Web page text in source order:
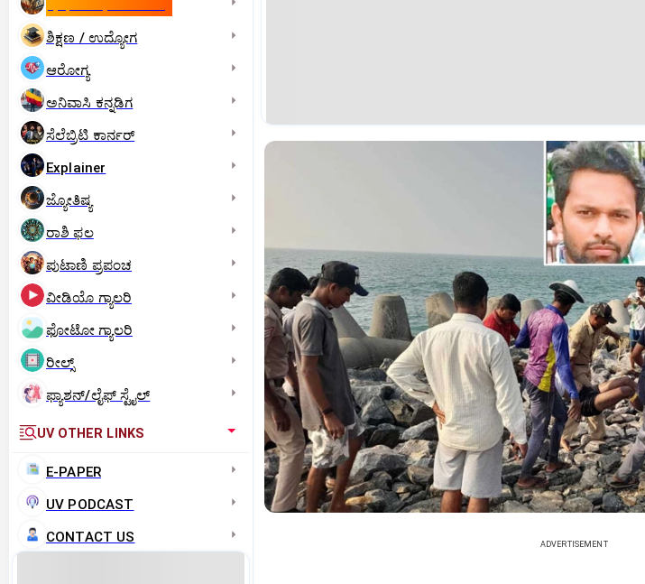
ಶಿಕ್ಷಣ / ಉದ್ಯೋಗ
ಆರೋಗ್ಯ
ಅನಿವಾಸಿ ಕನ್ನಡಿಗ
ಸೆಲೆಬ್ರಿಟಿ ಕಾರ್ನರ್‌
Explainer
ಜ್ಯೋತಿಷ್ಯ
ರಾಶಿ ಫಲ
ಪುಟಾಣಿ ಪ್ರಪಂಚ
ವೀಡಿಯೊ ಗ್ಯಾಲರಿ
ಫೋಟೋ ಗ್ಯಾಲರಿ
ರೀಲ್ಸ್
ಫ್ಯಾಶನ್/ಲೈಫ್‌ ಸ್ಟೈಲ್
UV OTHER LINKS
E-PAPER
UV PODCAST
CONTACT US
ADVERTISEMENT